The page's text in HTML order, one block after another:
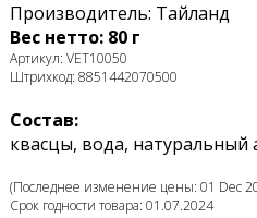
Производитель: Тайланд
Вес нетто: 80 г
Артикул: VET10050
Штрихкод: 8851442070500
Состав:
квасцы, вода, натуральный
(Последнее изменение цены: 01 Dec
Срок годности товара: 01.07.2024